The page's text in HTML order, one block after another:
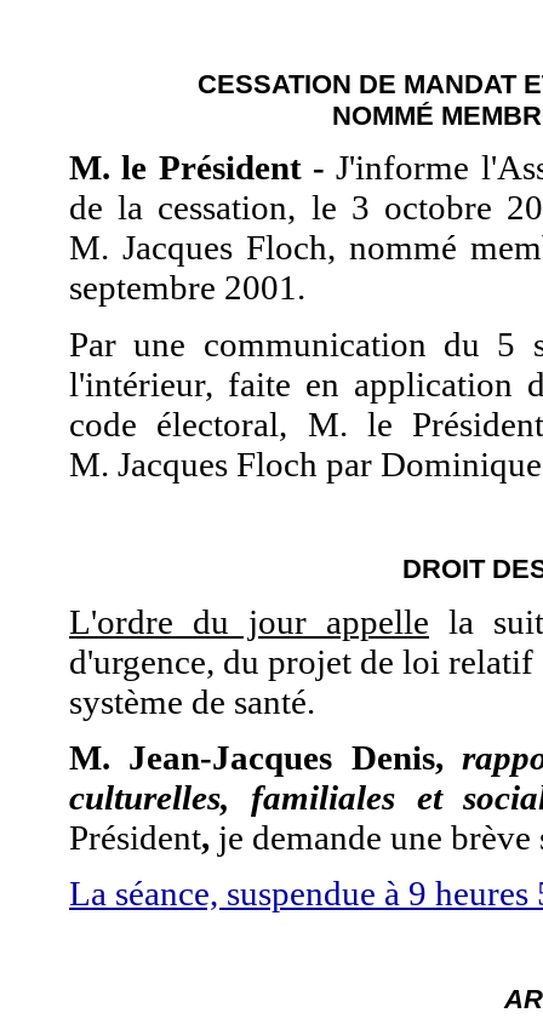
CESSATION DE MANDAT
NOMMÉ
M. le Président - J'informe
de la cessation, le 3 octobre
M. Jacques Floch, nommé
septembre 2001.
Par une communication du 5
l'intérieur, faite en application
code électoral, M. le
M. Jacques Floch par
DROIT
L'ordre du jour appelle la
d'urgence, du projet de loi relatif
système de santé.
M. Jean-Jacques Denis,
culturelles, familiales et
Président, je demande une brève
La séance, suspendue à 9